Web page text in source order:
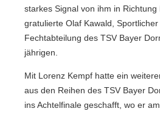
starkes Signal von ihm in Richtung
gratulierte Olaf Kawald,
Fechtabteilung des TSV Bayer
jährigen.
Mit Lorenz Kempf hatte ein
aus den Reihen des TSV Bayer
ins Achtelfinale geschafft, wo er